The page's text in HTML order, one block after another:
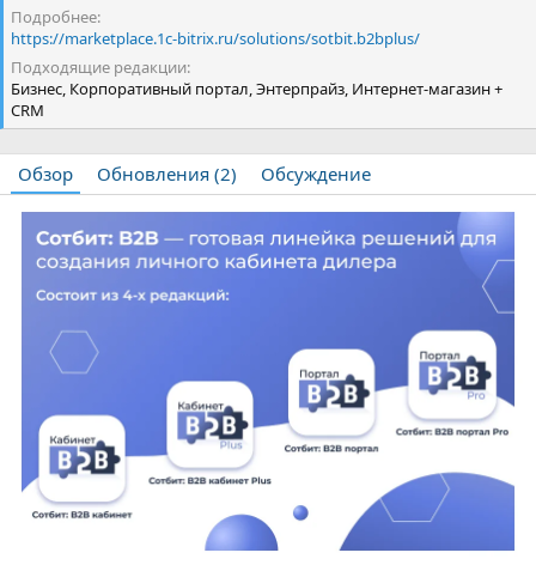
Подробнее
https://marketplace.1c-bitrix.ru/solutions/sotbit.b2bplus/
Подходящие редакции
Бизнес, Корпоративный портал, Энтерпрайз, Интернет-магазин +
CRM
Обзор Обновления (2) Обсуждение